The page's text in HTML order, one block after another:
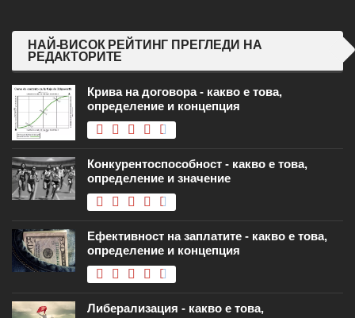
НАЙ-ВИСОК РЕЙТИНГ ПРЕГЛЕДИ НА
РЕДАКТОРИТЕ
Крива на договора - какво е това,
определение и концепция
Конкурентоспособност - какво е това,
определение и значение
Ефективност на заплатите - какво е това,
определение и концепция
Либерализация - какво е това,